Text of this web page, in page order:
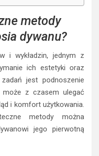
metody
dywanu?
i wykładzin, jednym z
ich estetyki oraz
jest podnoszenie
może z czasem ulegać
i komfort użytkowania.
metody można
jego pierwotną